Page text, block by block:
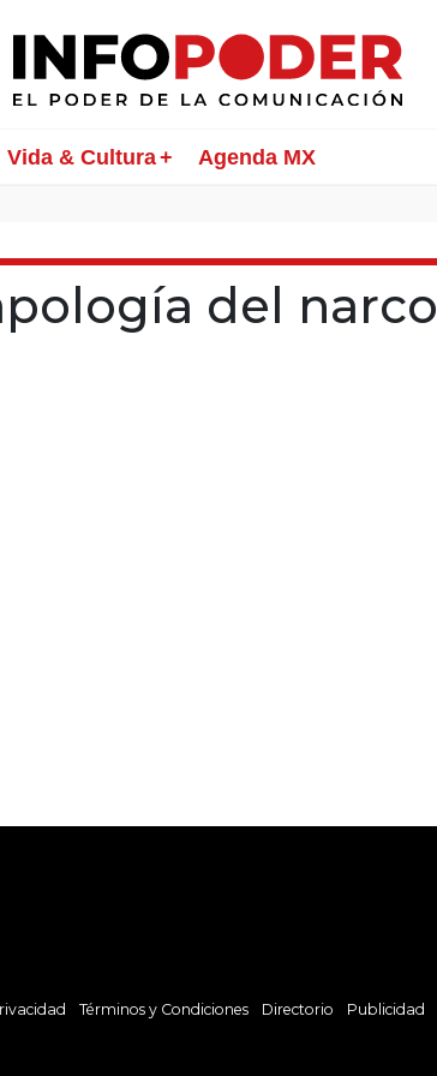
Vida & Cultura Agenda MX
del narco
Términos y Condiciones Directorio Publicidad